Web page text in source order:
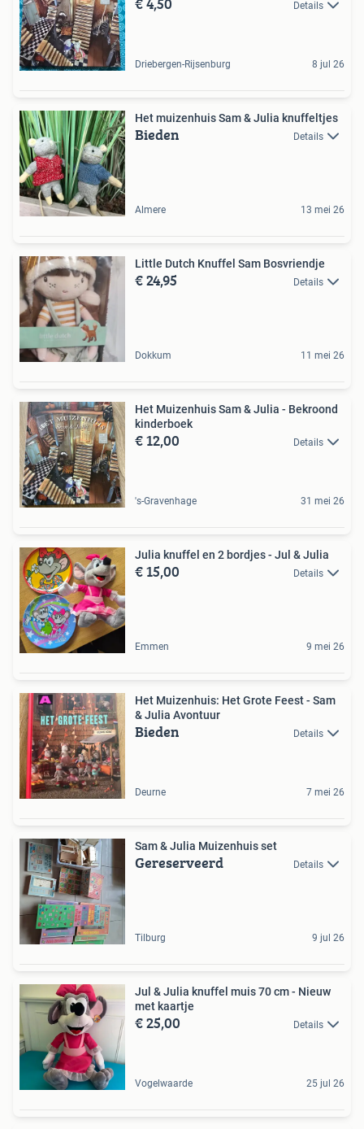
Details
Driebergen-Rijsenburg 8 jul 26
Het muizenhuis Sam & Julia knuffeltjes
Bieden Details
Almere 13 mei 26
Little Dutch Knuffel Sam Bosvriendje
€ 24,95 Details
Dokkum 11 mei 26
Het Muizenhuis Sam & Julia - Bekroond
kinderboek
€ 12,00 Details
's-Gravenhage 31 mei 26
Julia knuffel en 2 bordjes - Jul & Julia
€ 15,00 Details
Emmen 9 mei 26
Het Muizenhuis: Het Grote Feest - Sam
& Julia Avontuur
Bieden Details
Deurne 7 mei 26
Sam & Julia Muizenhuis set
Gereserveerd Details
Tilburg 9 jul 26
Jul & Julia knuffel muis 70 cm - Nieuw
met kaartje
€ 25,00 Details
Vogelwaarde 25 jul 26